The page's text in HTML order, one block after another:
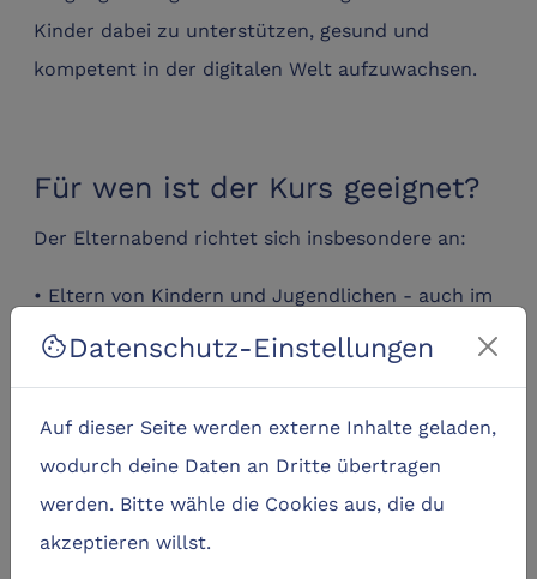
cookieDatenschutz-Einstellungen
Auf dieser Seite werden externe Inhalte geladen,
wodurch deine Daten an Dritte übertragen
werden. Bitte wähle die Cookies aus, die du
akzeptieren willst.
Kinder dabei zu unterstützen, gesund und
kompetent in der digitalen Welt aufzuwachsen.
Für wen ist der Kurs geeignet?
Der Elternabend richtet sich insbesondere an:
• Eltern von Kindern und Jugendlichen - auch im
Übergang zur weiterführenden Schule
• Eltern von Kindern und Jugendlichen mit
• Familien, die Fragen oder Unsicherheiten im
Vorkenntnisse sind nicht erforderlich.